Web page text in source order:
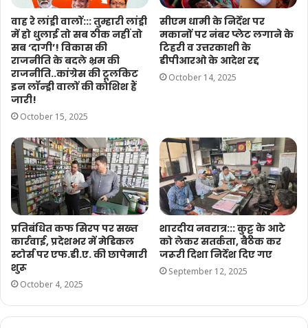
वाह रे लांड्री वालों::: तुम्हारी लांड्री
में हो धुलाई तो सब ठीक नहीं तो
सब ‘दागी’! विकास की
राजनीति के बदले भ्रम की
राजनीति..कांग्रेस की टूलकिट
इन लॉन्ड्री वालों की कोशिश हैं
जारी!
October 15, 2025
सीएम धामी के निर्देश पर
मकानों पर नंबर प्लेट लगाने के
टिहरी व उत्तरकाशी के
डीपीआरओ के आदेश रद्द
October 14, 2025
प्रतिबंधित कफ सिरप पर सख्त
कार्रवाई, प्रदेशभर में मेडिकल
स्टोर्स पर एफ.डी.ए. की छापेमारी
शुरू
October 4, 2025
शारदीय नवरात्र::: कुट्टू के आटे
को लेकर सतर्कता, बैठक कर
जरूरी दिशा निर्देश दिए गए
September 12, 2025